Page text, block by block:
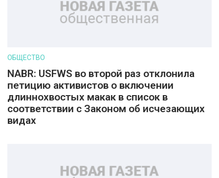
ОБЩЕСТВО
NABR: USFWS во второй раз отклонила
петицию активистов о включении
длиннохвостых макак в список в
соответствии с Законом об исчезающих
видах